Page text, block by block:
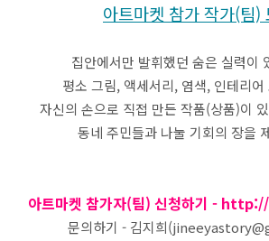
아트마켓 참가 작가(팀)
집안에서만 발휘했던 숨은 실력이
평소 그림, 액세서리, 염색, 인테리어
자신의 손으로 직접 만든 작품(상품)이
동네 주민들과 나눌 기회의 장을
아트마켓 참가자(팀) 신청하기 - http://
문의하기 - 김지희